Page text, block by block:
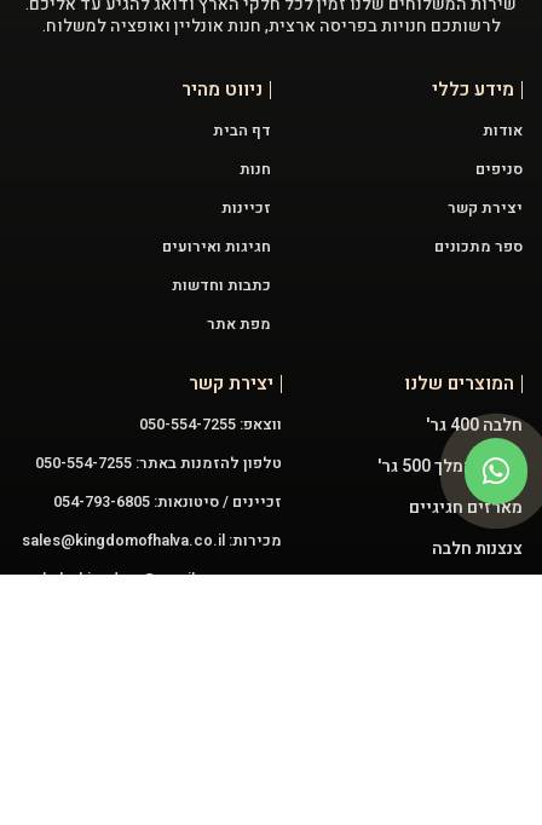
לרשותכם חנויות בפריסה ארצית, חנות אונליין ואופציה למשלוח.
מידע כללי
אודות
סניפים
יצירת קשר
ספר מתכונים
ניווט מהיר
דף הבית
חנות
זכיינות
חגיגות ואירועים
כתבות וחדשות
מפת אתר
המוצרים שלנו
חלבה 400 גר'
טחינה המלך 500 גר'
מארזים חגיגיים
צנצנות חלבה
יצירת קשר
ווצאפ: 050-554-7255
טלפון להזמנות באתר: 050-554-7255
זכיינים / סיטונאות: 054-793-6805
מכירות: sales@kingdomofhalva.co.il
שירות:halvakingdom@gmail.com